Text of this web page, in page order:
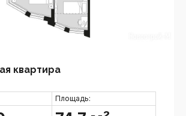
квартира
Площадь: